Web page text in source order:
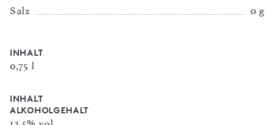
Salz
0 g
INHALT
0,75 l
INHALT
ALKOHOLGEHALT